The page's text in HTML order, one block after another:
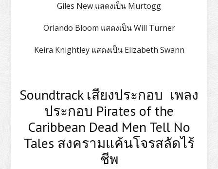
Giles New แสดงเป็น Murtogg
Orlando Bloom แสดงเป็น Will Turner
Keira Knightley แสดงเป็น Elizabeth Swann
Soundtrack เสียงประกอบ เพลง
ประกอบ Pirates of the
Caribbean Dead Men Tell No
Tales สงครามแค้นโจรสลัดไร้
ชีพ